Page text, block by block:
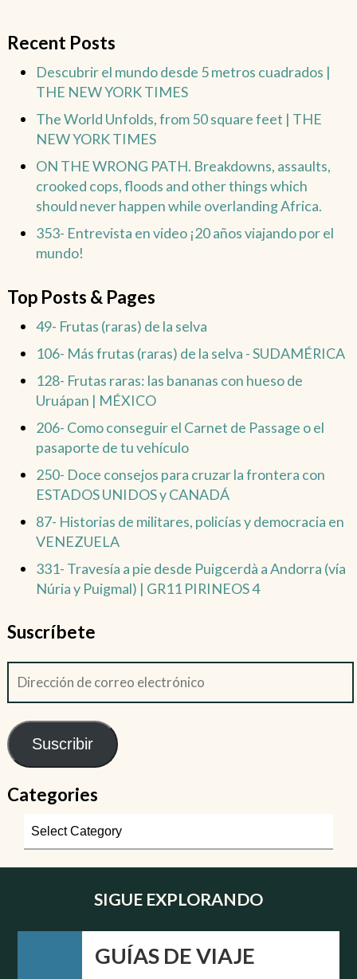
Recent Posts
Descubrir el mundo desde 5 metros cuadrados |
THE NEW YORK TIMES
The World Unfolds, from 50 square feet | THE
NEW YORK TIMES
ON THE WRONG PATH. Breakdowns, assaults,
crooked cops, floods and other things which
should never happen while overlanding Africa.
353- Entrevista en video ¡20 años viajando por el
mundo!
Top Posts & Pages
49- Frutas (raras) de la selva
106- Más frutas (raras) de la selva - SUDAMÉRICA
128- Frutas raras: las bananas con hueso de
Uruápan | MÉXICO
206- Como conseguir el Carnet de Passage o el
pasaporte de tu vehículo
250- Doce consejos para cruzar la frontera con
ESTADOS UNIDOS y CANADÁ
87- Historias de militares, policías y democracia en
VENEZUELA
331- Travesía a pie desde Puigcerdà a Andorra (vía
Núria y Puigmal) | GR11 PIRINEOS 4
Suscríbete
Suscribir
Categories
SIGUE EXPLORANDO
GUÍAS DE VIAJE